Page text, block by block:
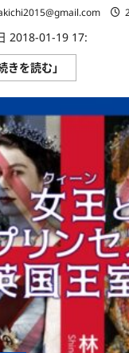
2018-01-19 17:
きを読む」
声
付］
接
遇
ロ
が
教
え
る
「出
だ
し」
だ
け
＋
ジ
チ
ャ